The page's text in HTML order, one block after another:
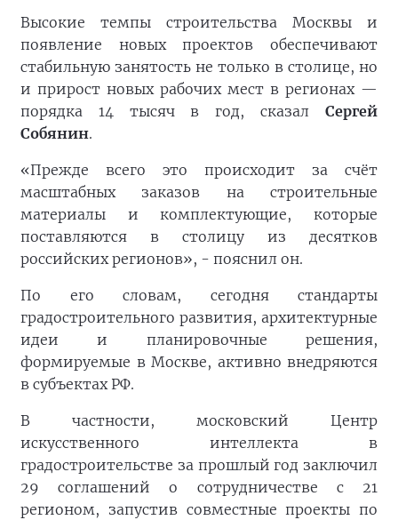
Высокие темпы строительства Москвы и
появление новых проектов обеспечивают
стабильную занятость не только в столице, но
и прирост новых рабочих мест в регионах —
порядка 14 тысяч в год, сказал Сергей
Собянин.
«Прежде всего это происходит за счёт
масштабных заказов на строительные
материалы и комплектующие, которые
поставляются в столицу из десятков
российских регионов», - пояснил он.
По его словам, сегодня стандарты
градостроительного развития, архитектурные
идеи и планировочные решения,
формируемые в Москве, активно внедряются
в субъектах РФ.
В частности, московский Центр
искусственного интеллекта в
градостроительстве за прошлый год заключил
29 соглашений о сотрудничестве с 21
регионом, запустив совместные проекты по